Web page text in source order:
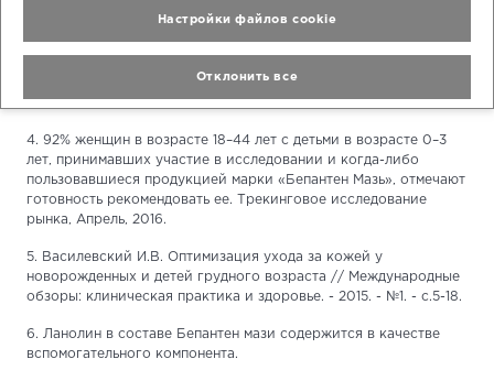
компонентов, содержащих 5% декспантенол как активный
ингредиент (Номер РУ: ЛП-000614, ЛП-001016, ЛП-004555,
ЛСР-000293/08), по данным базы ГРЛС, дата обращения
18.04.2018.
4. 92% женщин в возрасте 18–44 лет с детьми в возрасте 0–3
лет, принимавших участие в исследовании и когда-либо
пользовавшиеся продукцией марки «Бепантен Мазь», отмечают
готовность рекомендовать ее. Трекинговое исследование
рынка, Апрель, 2016.
5. Василевский И.В. Оптимизация ухода за кожей у
новорожденных и детей грудного возраста // Международные
обзоры: клиническая практика и здоровье. - 2015. - №1. - с.5-18.
6. Ланолин в составе Бепантен мази содержится в качестве
вспомогательного компонента.
Настройки файлов cookie
Отклонить все